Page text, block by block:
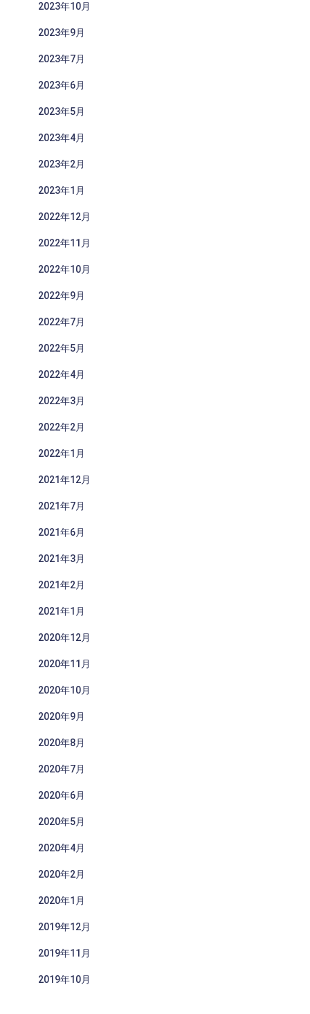
2023年10月
2023年9月
2023年7月
2023年6月
2023年5月
2023年4月
2023年2月
2023年1月
2022年12月
2022年11月
2022年10月
2022年9月
2022年7月
2022年5月
2022年4月
2022年3月
2022年2月
2022年1月
2021年12月
2021年7月
2021年6月
2021年3月
2021年2月
2021年1月
2020年12月
2020年11月
2020年10月
2020年9月
2020年8月
2020年7月
2020年6月
2020年5月
2020年4月
2020年2月
2020年1月
2019年12月
2019年11月
2019年10月